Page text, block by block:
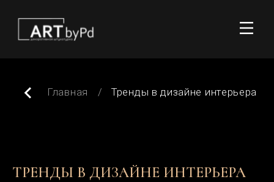
ТРЕНДЫ В ДИЗАЙНЕ ИНТЕРЬЕРА